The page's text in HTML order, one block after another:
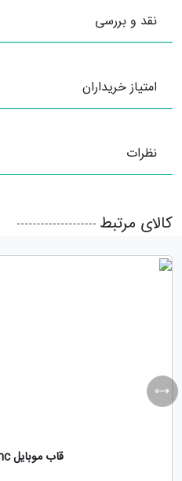
نقد و بررسی
امتیاز خریداران
نظرات
کالای مرتبط
قاب موبایل Mont Blanc